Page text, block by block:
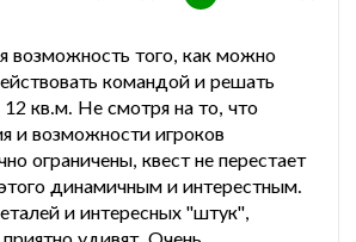
возможность того, как можно
командой и решать
12 кв.м. Не смотря на то, что
и возможности игроков
ограничены, квест не перестает
динамичным и интерестным.
и интересных "штук",